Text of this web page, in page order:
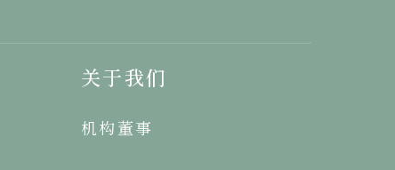
关于我们
机构董事